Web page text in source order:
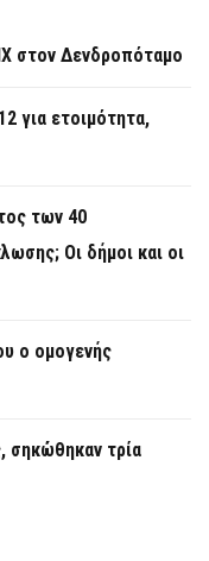
στον Δενδροπόταμο
για ετοιμότητα,
των 40
Οι δήμοι και οι
ο ομογενής
σηκώθηκαν τρία